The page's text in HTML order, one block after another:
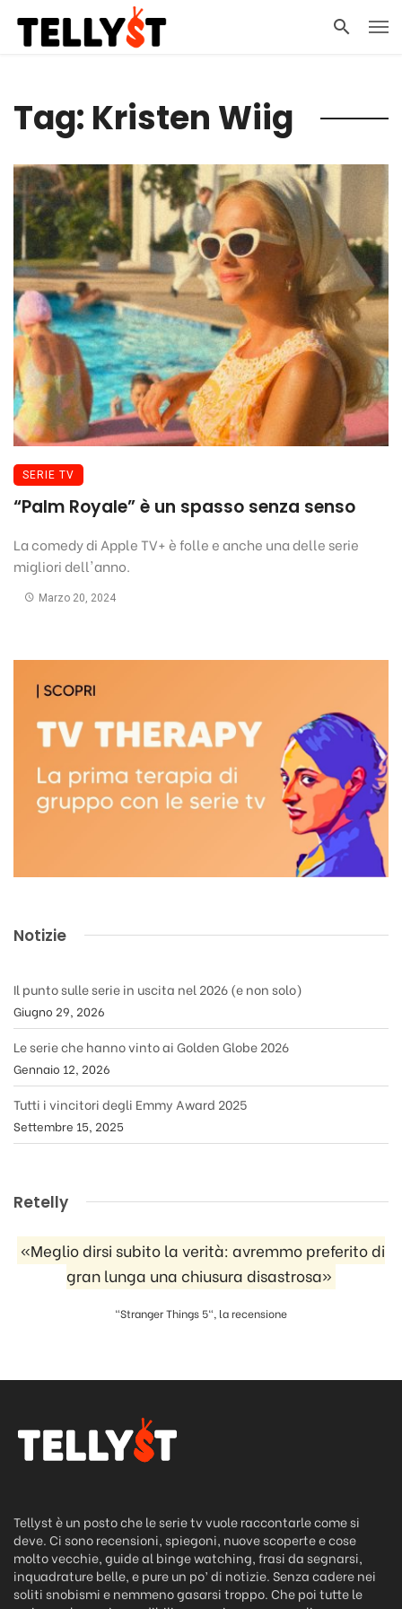
Tag: Kristen Wiig
SERIE TV
“Palm Royale” è un spasso senza senso
La comedy di Apple TV+ è folle e anche una delle serie
migliori dell'anno.
Marzo 20, 2024
Notizie
Il punto sulle serie in uscita nel 2026 (e non solo)
Giugno 29, 2026
Le serie che hanno vinto ai Golden Globe 2026
Gennaio 12, 2026
Tutti i vincitori degli Emmy Award 2025
Settembre 15, 2025
Retelly
«Meglio dirsi subito la verità: avremmo preferito di
gran lunga una chiusura disastrosa»
"Stranger Things 5", la recensione
Tellyst è un posto che le serie tv vuole raccontarle come si
deve. Ci sono recensioni, spiegoni, nuove scoperte e cose
molto vecchie, guide al binge watching, frasi da segnarsi,
inquadrature belle, e pure un po’ di notizie. Senza cadere nei
soliti snobismi e nemmeno gasarsi troppo. Che poi tutte le